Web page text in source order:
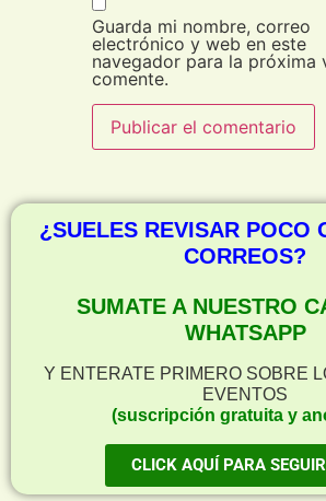
Guarda mi nombre, correo
electrónico y web en este
navegador para la próxima
comente.
¿SUELES REVISAR POCO
CORREOS?
SUMATE A NUESTRO
WHATSAPP
Y ENTERATE PRIMERO SOBRE
EVENTOS
(suscripción gratuita y
CLICK AQUÍ PARA